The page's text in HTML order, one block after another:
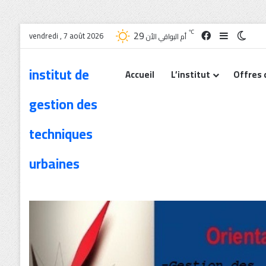
vendredi , 7 août 2026 أم البواقي الأن29 ℃
institut de
gestion des
techniques
urbaines
Accueil L’institut Offres